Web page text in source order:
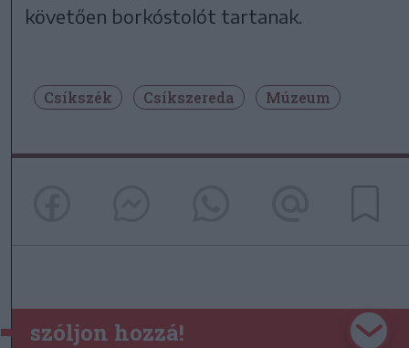
követően borkóstolót tartanak.
Csíkszék Csíkszereda Múzeum
szóljon hozzá!